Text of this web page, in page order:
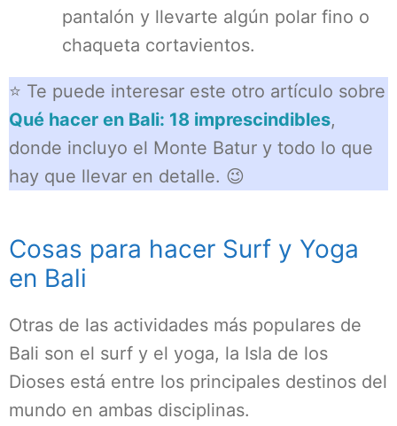
pantalón y llevarte algún polar fino o
chaqueta cortavientos.
⭐ Te puede interesar este otro artículo sobre
Qué hacer en Bali: 18 imprescindibles,
donde incluyo el Monte Batur y todo lo que
hay que llevar en detalle. 😉
Cosas para hacer Surf y Yoga
en Bali
Otras de las actividades más populares de
Bali son el surf y el yoga, la Isla de los
Dioses está entre los principales destinos del
mundo en ambas disciplinas.